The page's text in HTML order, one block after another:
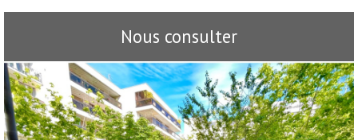
Nous consulter